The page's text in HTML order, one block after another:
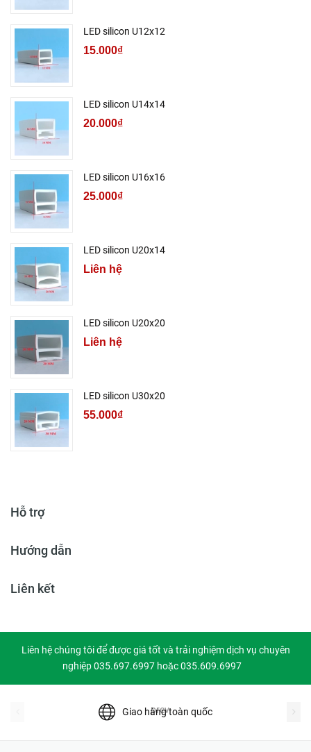
LED silicon U12x12
15.000₫
LED silicon U14x14
20.000₫
LED silicon U16x16
25.000₫
LED silicon U20x14
Liên hệ
LED silicon U20x20
Liên hệ
LED silicon U30x20
55.000₫
Hỗ trợ
Hướng dẫn
Liên kết
Liên hệ chúng tôi để được giá tốt và trải nghiệm dịch vụ chuyên
nghiệp 035.697.6997 hoặc 035.609.6997
Giao hàng toàn quốc
prev